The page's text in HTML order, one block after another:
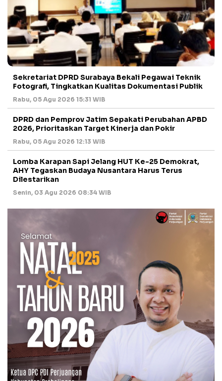
Sekretariat DPRD Surabaya Bekali Pegawai Teknik
Fotografi, Tingkatkan Kualitas Dokumentasi Publik
Rabu, 05 Agu 2026 15:31 WIB
DPRD dan Pemprov Jatim Sepakati Perubahan APBD
2026, Prioritaskan Target Kinerja dan Pokir
Rabu, 05 Agu 2026 12:13 WIB
Lomba Karapan Sapi Jelang HUT Ke-25 Demokrat,
AHY Tegaskan Budaya Nusantara Harus Terus
Dilestarikan
Senin, 03 Agu 2026 08:34 WIB